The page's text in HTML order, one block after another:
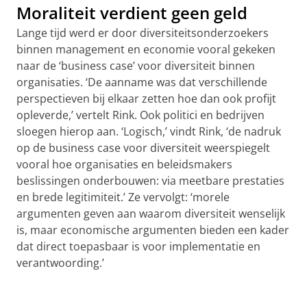
Moraliteit verdient geen geld
Lange tijd werd er door diversiteitsonderzoekers
binnen management en economie vooral gekeken
naar de ‘business case’ voor diversiteit binnen
organisaties. ‘De aanname was dat verschillende
perspectieven bij elkaar zetten hoe dan ook profijt
opleverde,’ vertelt Rink. Ook politici en bedrijven
sloegen hierop aan. ‘Logisch,’ vindt Rink, ‘de nadruk
op de business case voor diversiteit weerspiegelt
vooral hoe organisaties en beleidsmakers
beslissingen onderbouwen: via meetbare prestaties
en brede legitimiteit.’ Ze vervolgt: ‘morele
argumenten geven aan waarom diversiteit wenselijk
is, maar economische argumenten bieden een kader
dat direct toepasbaar is voor implementatie en
verantwoording.’